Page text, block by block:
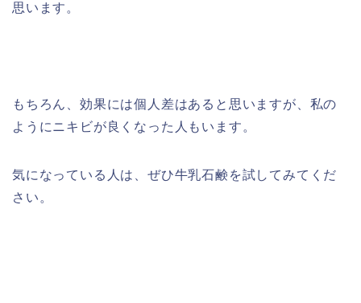
思います。
もちろん、効果には個人差はあると思いますが、私の
ようにニキビが良くなった人もいます。
気になっている人は、ぜひ牛乳石鹸を試してみてくだ
さい。